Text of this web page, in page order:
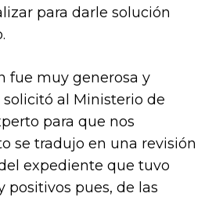
para darle solución
fue muy generosa y
al Ministerio de
para que nos
se tradujo en una revisión
expediente que tuvo
positivos pues, de las